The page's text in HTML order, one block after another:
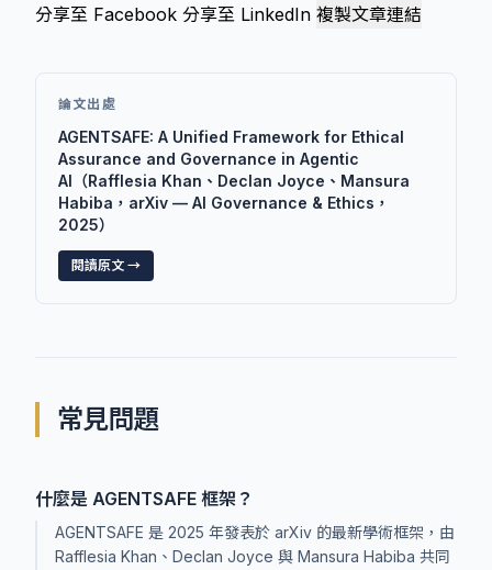
分享至 Facebook 分享至 LinkedIn 複製文章連結
論文出處
AGENTSAFE: A Unified Framework for Ethical
Assurance and Governance in Agentic
AI（Rafflesia Khan、Declan Joyce、Mansura
Habiba，arXiv — AI Governance & Ethics，
2025）
閱讀原文 →
常見問題
什麼是 AGENTSAFE 框架？
AGENTSAFE 是 2025 年發表於 arXiv 的最新學術框架，由
Rafflesia Khan、Declan Joyce 與 Mansura Habiba 共同